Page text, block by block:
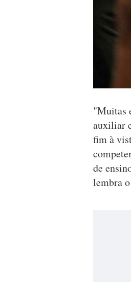
"Muitas
auxiliar
fim à
de
lembra